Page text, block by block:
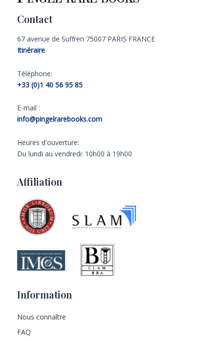
Contact
67 avenue de Suffren 75007 PARIS FRANCE
Itinéraire
Téléphone:
+33 (0)1 40 56 95 85
E-mail :
info@pingelrarebooks.com
Heures d'ouverture:
Du lundi au vendredi: 10h00 à 19h00
Affiliation
Information
Nous connaître
FAQ